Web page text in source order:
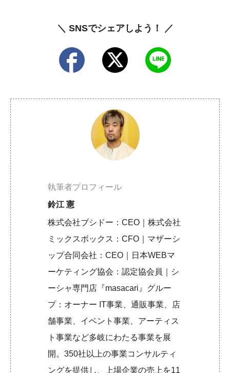
＼ SNSでシェアしよう！ ／
執筆者プロフィール
鈴江 憲
株式会社ブシドー：CEO｜株式会社
ミックスボックス：CFO｜マザーシ
ップ合同会社：CEO｜日本WEBマ
ーケティング協会：認定協会員｜シ
ーシャ専門店『masacari』グルー
プ：オーナー IT事業、通販事業、店
舗事業、イベント事業、アーティス
ト事業など多岐にわたる事業を展
開。350社以上の事業コンサルティ
ングを提供し、上場企業の売上を11